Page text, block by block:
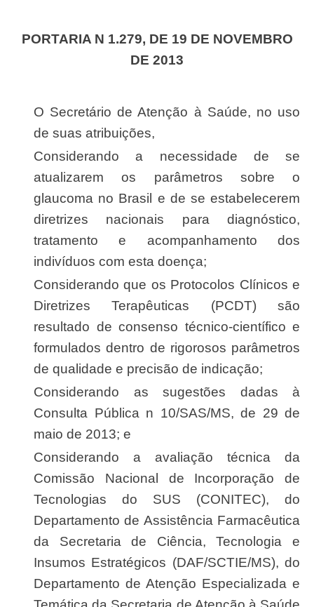
PORTARIA N 1.279, DE 19 DE NOVEMBRO
DE 2013
O Secretário de Atenção à Saúde, no uso
de suas atribuições,
Considerando a necessidade de se
atualizarem os parâmetros sobre o
glaucoma no Brasil e de se estabelecerem
diretrizes nacionais para diagnóstico,
tratamento e acompanhamento dos
indivíduos com esta doença;
Considerando que os Protocolos Clínicos e
Diretrizes Terapêuticas (PCDT) são
resultado de consenso técnico-científico e
formulados dentro de rigorosos parâmetros
de qualidade e precisão de indicação;
Considerando as sugestões dadas à
Consulta Pública n 10/SAS/MS, de 29 de
maio de 2013; e
Considerando a avaliação técnica da
Comissão Nacional de Incorporação de
Tecnologias do SUS (CONITEC), do
Departamento de Assistência Farmacêutica
da Secretaria de Ciência, Tecnologia e
Insumos Estratégicos (DAF/SCTIE/MS), do
Departamento de Atenção Especializada e